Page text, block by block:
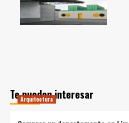
Te pueden interesar
Arquitectura